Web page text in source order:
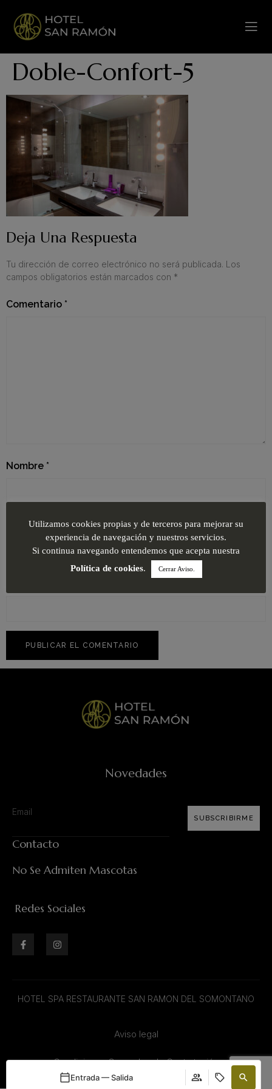
Doble-Confort-5
Deja Una Respuesta
Tu dirección de correo electrónico no será publicada. Los
campos obligatorios están marcados con *
Comentario *
Nombre *
Correo electrónico*
Novedades
SUBSCRIBIRME
Contacto
No Se Admiten Mascotas
Redes Sociales
HOTEL SPA RESTAURANTE SAN RAMON DEL SOMONTANO
Aviso legal
Condiciones Generales de Contratación
Utilizamos cookies propias y de terceros para mejorar su
experiencia de navegación y nuestros servicios.
Si continua navegando entendemos que acepta nuestra
Política de cookies. Cerrar Aviso.
Entrada — Salida